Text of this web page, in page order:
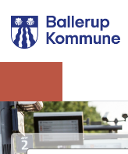
hovedindhold